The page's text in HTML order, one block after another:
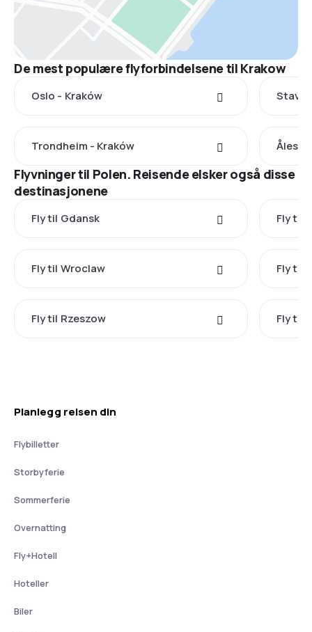
De mest populære flyforbindelsene til Krakow
Oslo - Kraków
Trondheim - Kraków
Flyvninger til Polen. Reisende elsker også disse
destinasjonene
Fly til Gdansk Fly til
Fly til Wroclaw Fly til
Fly til Rzeszow Fly til
Planlegg reisen din
Flybilletter
Storbyferie
Sommerferie
Overnatting
Fly+Hotell
Hoteller
Biler